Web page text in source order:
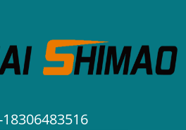
18306483516